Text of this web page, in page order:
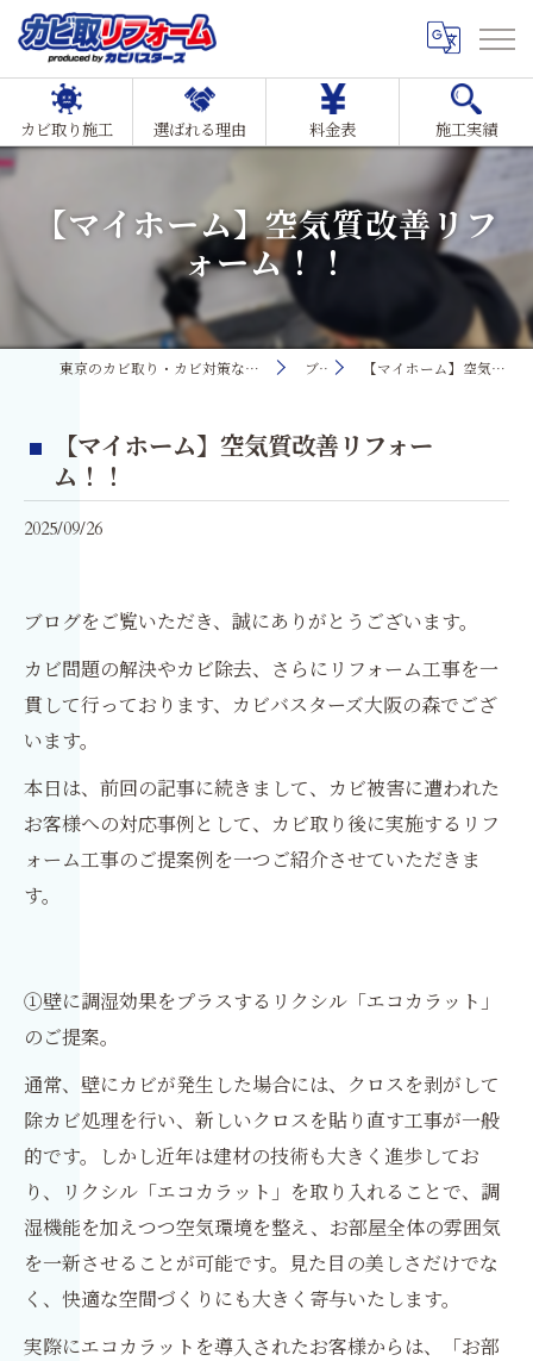
カビ取り施工 選ばれる理由 料金表 施工実績
【マイホーム】空気質改善リフ
ォーム！！
東京のカビ取り・カビ対策ならMIST工法®カビ取リフォーム ブログ 【マイホーム】空気質改善リフォーム！！
【マイホーム】空気質改善リフォー
ム！！
2025/09/26
ブログをご覧いただき、誠にありがとうございます。
カビ問題の解決やカビ除去、さらにリフォーム工事を一
貫して行っております、カビバスターズ大阪の森でござ
います。
本日は、前回の記事に続きまして、カビ被害に遭われた
お客様への対応事例として、カビ取り後に実施するリフ
ォーム工事のご提案例を一つご紹介させていただきま
す。
①壁に調湿効果をプラスするリクシル「エコカラット」
のご提案。
通常、壁にカビが発生した場合には、クロスを剥がして
除カビ処理を行い、新しいクロスを貼り直す工事が一般
的です。しかし近年は建材の技術も大きく進歩してお
り、リクシル「エコカラット」を取り入れることで、調
湿機能を加えつつ空気環境を整え、お部屋全体の雰囲気
を一新させることが可能です。見た目の美しさだけでな
く、快適な空間づくりにも大きく寄与いたします。
実際にエコカラットを導入されたお客様からは、「お部